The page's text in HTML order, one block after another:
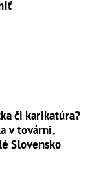
či karikatúra?
v továrni,
Slovensko